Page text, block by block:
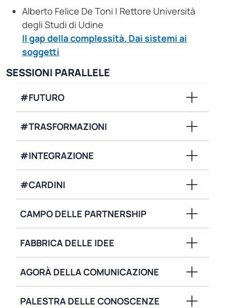
Alberto Felice De Toni | Rettore Università
degli Studi di Udine
Il gap della complessità. Dai sistemi ai
soggetti
SESSIONI PARALLELE
#FUTURO
#TRASFORMAZIONI
#INTEGRAZIONE
#CARDINI
CAMPO DELLE PARTNERSHIP
FABBRICA DELLE IDEE
AGORÀ DELLA COMUNICAZIONE
PALESTRA DELLE CONOSCENZE